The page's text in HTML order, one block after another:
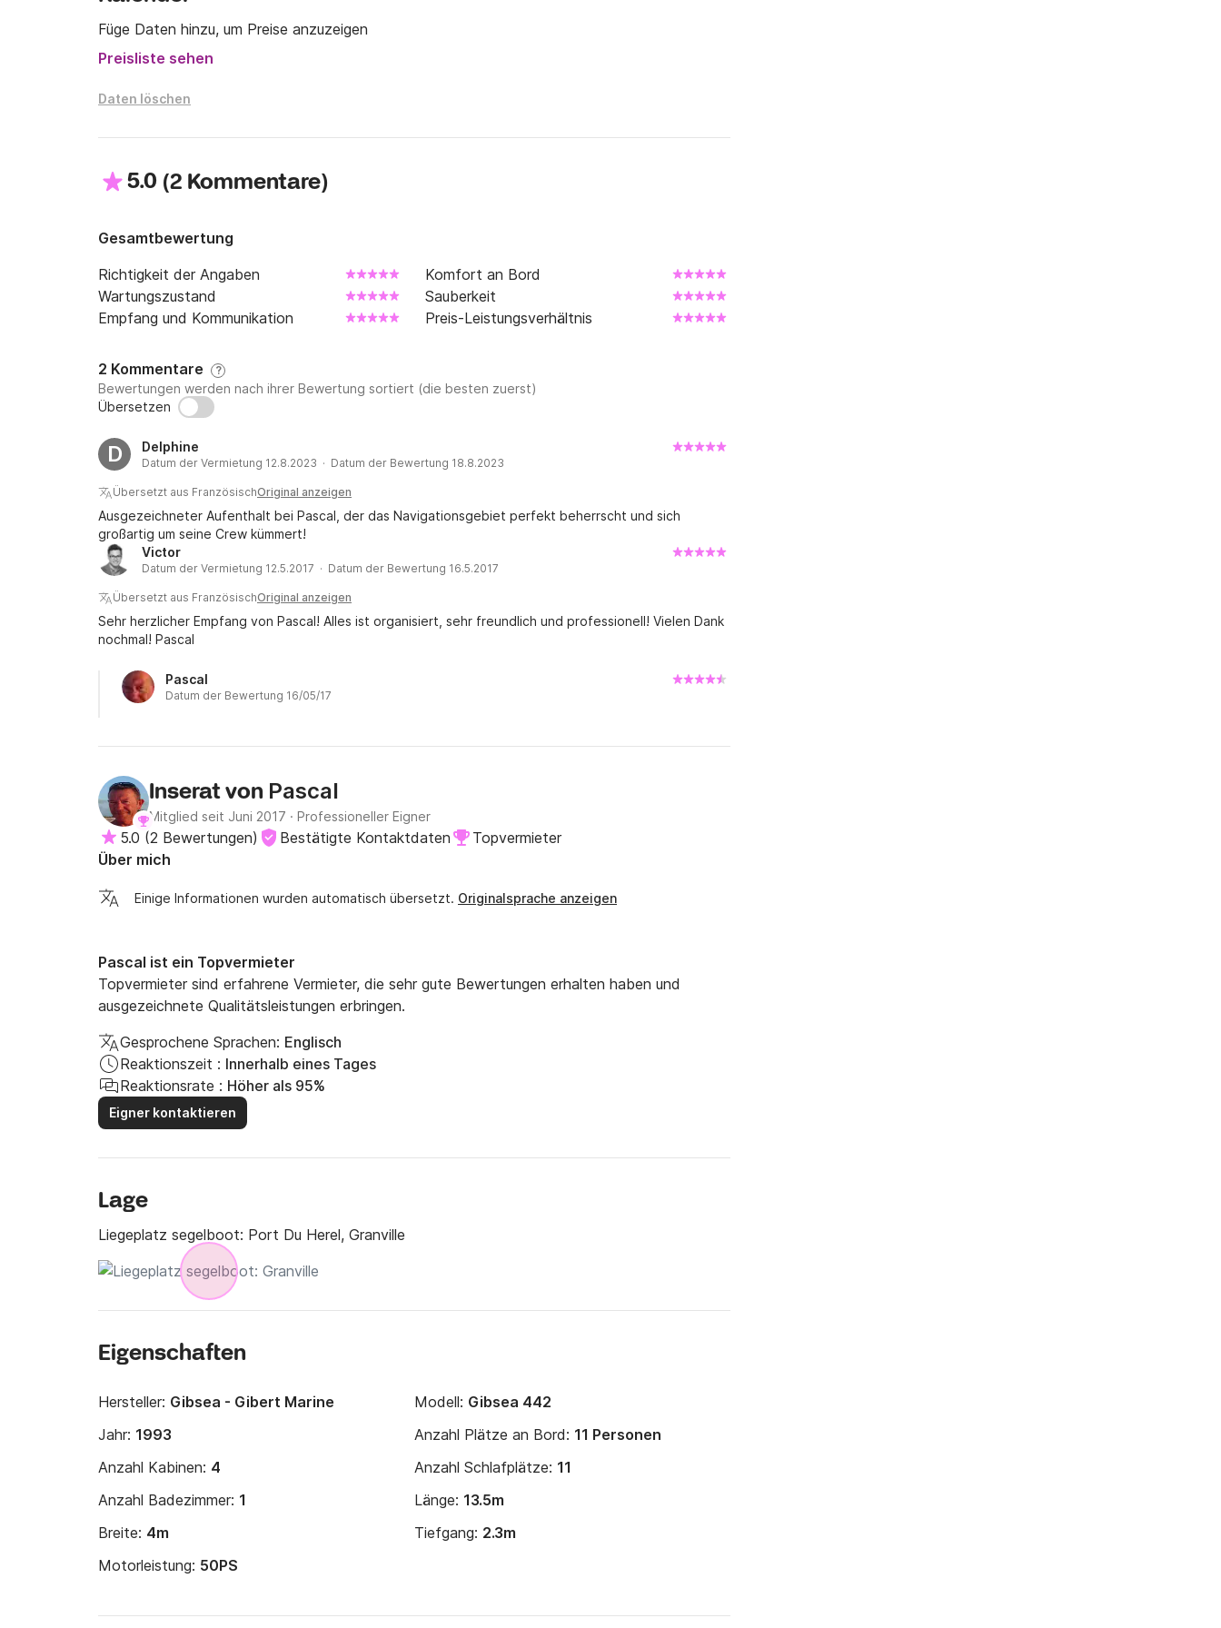
An Land bieten sich viele Aktivitäten an: Inselbesuche, Spaziergänge, Schwimmen,
Sonnenbaden, Entspannung an Sandstränden, Museumsbesuche, Besuche in botanischen
Ich freue mich auf Ihre Nachricht!
Pascal & Sylvie
Füge Daten hinzu, um Preise anzuzeigen
Preisliste sehen
Daten löschen
5.0 (2 Kommentare)
Gesamtbewertung
Richtigkeit der Angaben
Komfort an Bord
Wartungszustand
Sauberkeit
Empfang und Kommunikation
Preis-Leistungsverhältnis
2 Kommentare ?
Bewertungen werden nach ihrer Bewertung sortiert (die besten zuerst)
Übersetzen
D Delphine
Datum der Vermietung 12.8.2023 · Datum der Bewertung 18.8.2023
Übersetzt aus FranzösischOriginal anzeigen
Ausgezeichneter Aufenthalt bei Pascal, der das Navigationsgebiet perfekt beherrscht und sich
großartig um seine Crew kümmert!
Victor
Datum der Vermietung 12.5.2017 · Datum der Bewertung 16.5.2017
Übersetzt aus FranzösischOriginal anzeigen
Sehr herzlicher Empfang von Pascal! Alles ist organisiert, sehr freundlich und professionell! Vielen Dank
nochmal! Pascal
Pascal
Datum der Bewertung 16/05/17
Inserat von Pascal
Mitglied seit Juni 2017 · Professioneller Eigner
5.0 (2 Bewertungen) Bestätigte Kontaktdaten
Topvermieter
Über mich
Einige Informationen wurden automatisch übersetzt. Originalsprache anzeigen
Pascal ist ein Topvermieter
Topvermieter sind erfahrene Vermieter, die sehr gute Bewertungen erhalten haben und
ausgezeichnete Qualitätsleistungen erbringen.
Gesprochene Sprachen: Englisch
Reaktionszeit : Innerhalb eines Tages
Reaktionsrate : Höher als 95%
Eigner kontaktieren
Lage
Liegeplatz segelboot: Port Du Herel, Granville
Eigenschaften
Hersteller: Gibsea - Gibert Marine Modell: Gibsea 442
Jahr: 1993 Anzahl Plätze an Bord: 11 Personen
Anzahl Kabinen: 4 Anzahl Schlafplätze: 11
Anzahl Badezimmer: 1 Länge: 13.5m
Breite: 4m Tiefgang: 2.3m
Motorleistung: 50PS